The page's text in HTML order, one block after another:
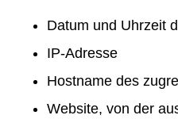
Datum und Uhrzeit
IP-Adresse
Hostname des
Website, von der